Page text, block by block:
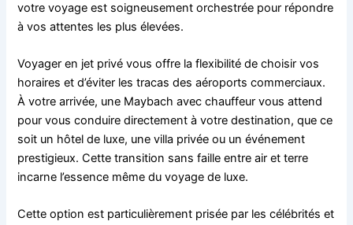
votre voyage est soigneusement orchestrée pour répondre
à vos attentes les plus élevées.
Voyager en jet privé vous offre la flexibilité de choisir vos
horaires et d’éviter les tracas des aéroports commerciaux.
À votre arrivée, une Maybach avec chauffeur vous attend
pour vous conduire directement à votre destination, que ce
soit un hôtel de luxe, une villa privée ou un événement
prestigieux. Cette transition sans faille entre air et terre
incarne l’essence même du voyage de luxe.
Cette option est particulièrement prisée par les célébrités et